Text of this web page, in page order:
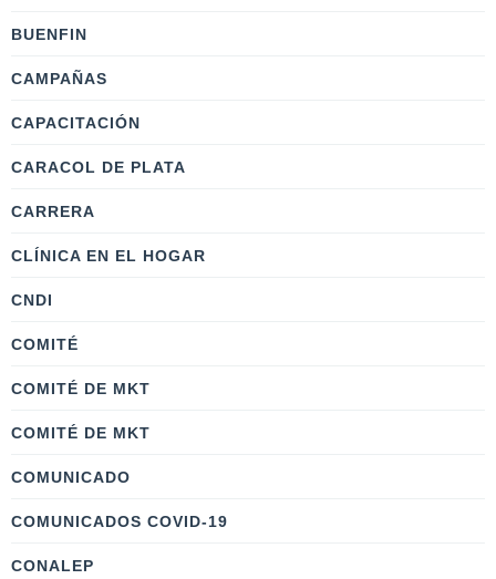
BUENFIN
CAMPAÑAS
CAPACITACIÓN
CARACOL DE PLATA
CARRERA
CLÍNICA EN EL HOGAR
CNDI
COMITÉ
COMITÉ DE MKT
COMITÉ DE MKT
COMUNICADO
COMUNICADOS COVID-19
CONALEP